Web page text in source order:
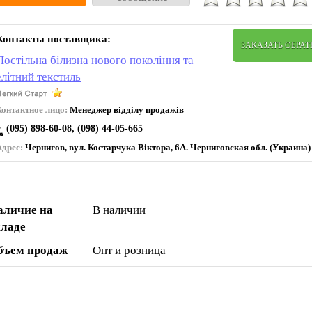
поставщика:
білизна нового покоління та
текстиль
лицо: Менеджер відділу продажів
(095) 898-60-08, (098) 44-05-665
Чернигов, вул. Коcтарчука Віктора, 6А. Черниговская обл. (Украина)
ЗАКАЗАТЬ
на
В наличии
продаж Опт и розница